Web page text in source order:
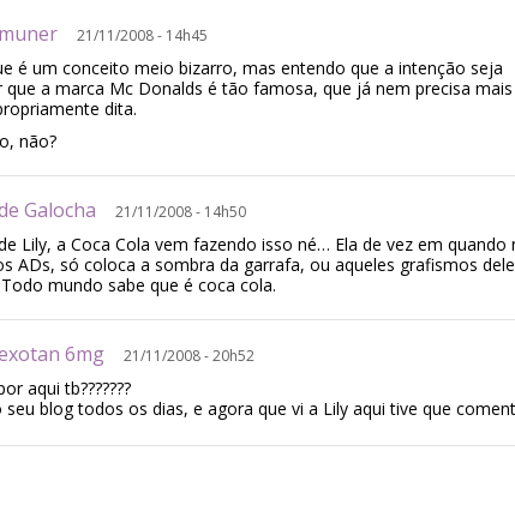
21/11/2008 - 14h45
é um conceito meio bizarro, mas entendo que a intenção seja
a marca Mc Donalds é tão famosa, que já nem precisa mais
dita.
não?
Galocha 21/11/2008 - 14h50
Lily, a Coca Cola vem fazendo isso né… Ela de vez em quando
ADs, só coloca a sombra da garrafa, ou aqueles grafismos
mundo sabe que é coca cola.
6mg 21/11/2008 - 20h52
aqui tb???????
seu blog todos os dias, e agora que vi a Lily aqui tive que